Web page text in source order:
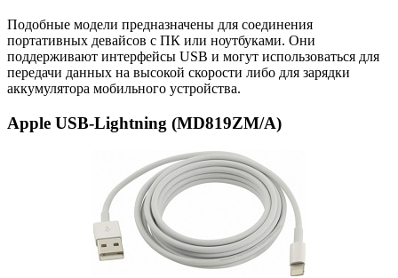
Подобные модели предназначены для соединения
портативных девайсов с ПК или ноутбуками. Они
поддерживают интерфейсы USB и могут использоваться для
передачи данных на высокой скорости либо для зарядки
аккумулятора мобильного устройства.
Apple USB-Lightning (MD819ZM/A)